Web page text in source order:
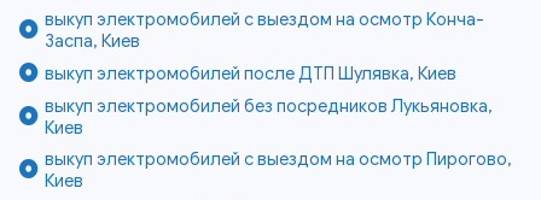
выкуп электромобилей с выездом на осмотр Конча-
Заспа, Киев
выкуп электромобилей после ДТП Шулявка, Киев
выкуп электромобилей без посредников Лукьяновка,
Киев
выкуп электромобилей с выездом на осмотр Пирогово,
Киев